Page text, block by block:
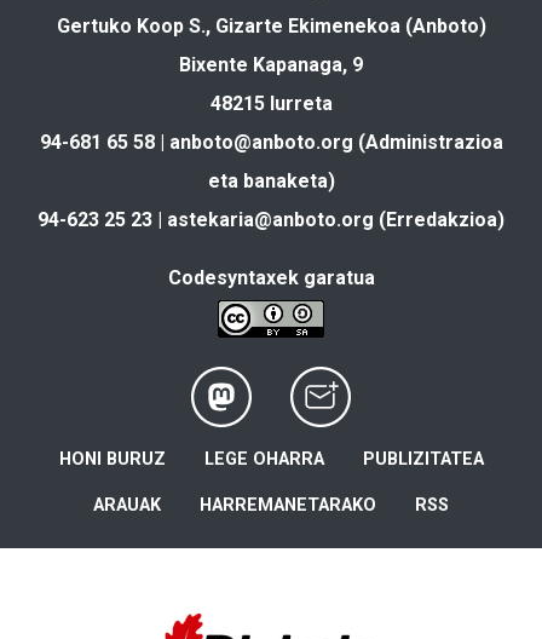
Gertuko Koop S., Gizarte Ekimenekoa (Anboto)
Bixente Kapanaga, 9
48215 Iurreta
94-681 65 58 | anboto@anboto.org (Administrazioa
eta banaketa)
94-623 25 23 | astekaria@anboto.org (Erredakzioa)
Codesyntaxek garatua
HONI BURUZ LEGE OHARRA PUBLIZITATEA
ARAUAK HARREMANETARAKO RSS